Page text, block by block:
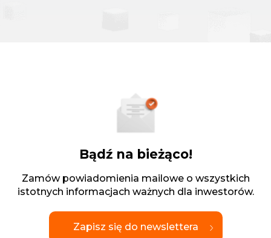
Bądź na bieżąco!
Zamów powiadomienia mailowe o wszystkich
istotnych informacjach ważnych dla inwestorów.
Zapisz się do newslettera